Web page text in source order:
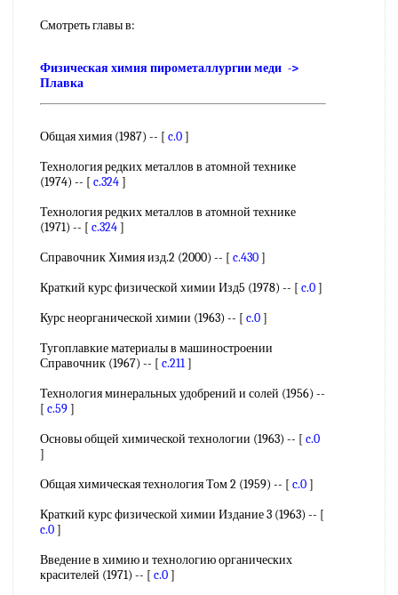
Смотреть главы в:
Физическая химия пирометаллургии меди ->
Плавка
Общая химия (1987) -- [ c.0]
Технология редких металлов в атомной технике
(1974) -- [ c.324]
Технология редких металлов в атомной технике
(1971) -- [ c.324]
Справочник Химия изд.2 (2000) -- [ c.430]
Краткий курс физической химии Изд5 (1978) -- [ c.0]
Курс неорганической химии (1963) -- [ c.0]
Тугоплавкие материалы в машиностроении
Справочник (1967) -- [ c.211]
Технология минеральных удобрений и солей (1956) --
[ c.59]
Основы общей химической технологии (1963) -- [ c.0
]
Общая химическая технология Том 2 (1959) -- [ c.0]
Краткий курс физической химии Издание 3 (1963) -- [
c.0]
Введение в химию и технологию органических
красителей (1971) -- [ c.0]